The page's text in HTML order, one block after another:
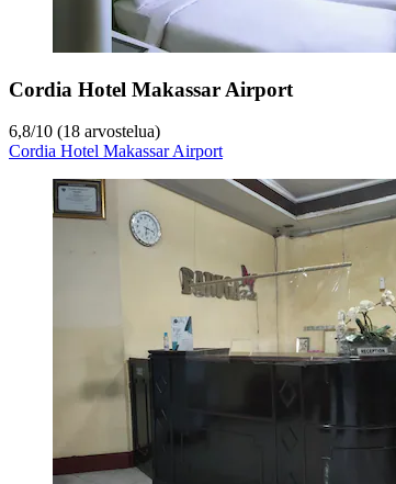
Cordia Hotel Makassar Airport
6,8/10 (18 arvostelua)
Cordia Hotel Makassar Airport